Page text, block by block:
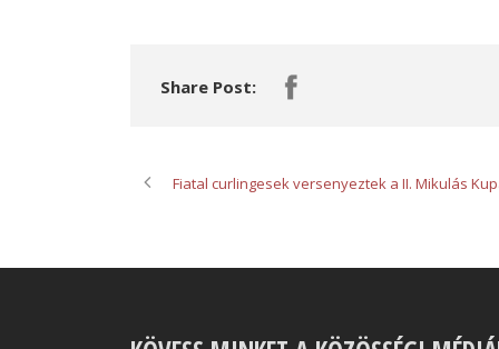
Share Post:
Fiatal curlingesek versenyeztek a II. Mikulás